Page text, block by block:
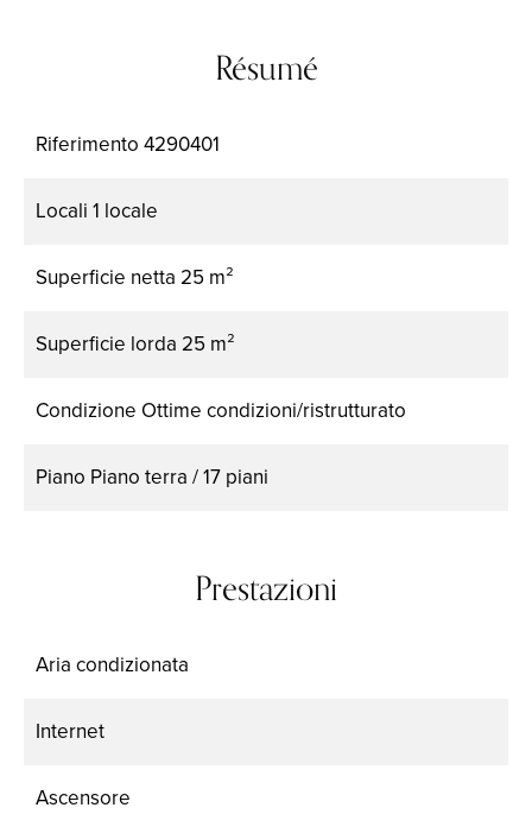
Résumé
Riferimento 4290401
Locali 1 locale
Superficie netta 25 m²
Superficie lorda 25 m²
Condizione Ottime condizioni/ristrutturato
Piano Piano terra / 17 piani
Prestazioni
Aria condizionata
Internet
Ascensore